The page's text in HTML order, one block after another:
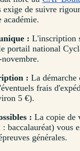
exige de suivre
académie.
: L'inscription
portail national
: La démarche
frais
5 €).
: La copie de
baccalauréat) vous
générales.